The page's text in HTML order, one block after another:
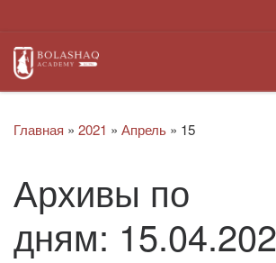
Главная » 2021 » Апрель » 15
Архивы по
дням: